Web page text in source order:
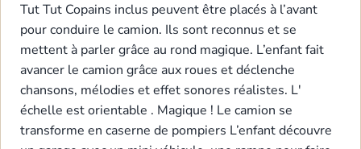
Tut Tut Copains inclus peuvent être placés à l’avant
pour conduire le camion. Ils sont reconnus et se
mettent à parler grâce au rond magique. L’enfant fait
avancer le camion grâce aux roues et déclenche
chansons, mélodies et effet sonores réalistes. L'
échelle est orientable . Magique ! Le camion se
transforme en caserne de pompiers L’enfant découvre